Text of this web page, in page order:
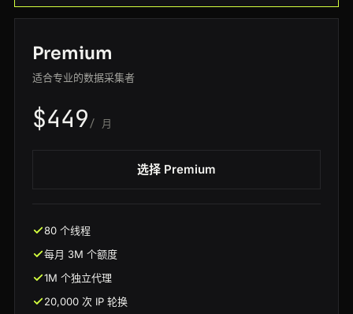
Premium
适合专业的数据采集者
$449/ 月
选择 Premium
80 个线程
每月 3M 个额度
1M 个独立代理
20,000 次 IP 轮换